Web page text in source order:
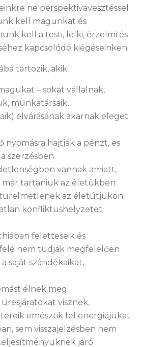
ne perspektivavesztéssel
kell magunkat és
kell a testi, lelki, érzelmi és
kapcsolódó kiégéseinken.
tartozik, akik:
– sokat vállalnak,
munkatársaik,
elvárásának akarnak eleget
nyomásra hajtják a pénzt, es
szerzésben
vannak amiatt,
már tartaniuk az életükben
türelmetlenek az életútjukon
konfliktushelyzetet
feletteseik és
nem tudják megfelelően
saját szándékaikat,
élnek meg
visznek,
emésztik fel energiájukat
sem visszajelzésben nem
járó